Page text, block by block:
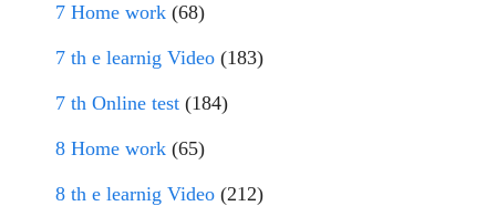
7 Home work (68)
7 th e learnig Video (183)
7 th Online test (184)
8 Home work (65)
8 th e learnig Video (212)